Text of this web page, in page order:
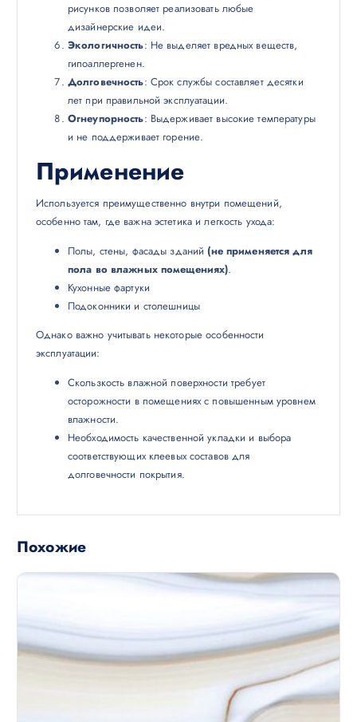
рисунков позволяет реализовать любые
дизайнерские идеи.
Экологичность: Не выделяет вредных веществ,
гипоаллергенен.
Долговечность: Срок службы составляет десятки
лет при правильной эксплуатации.
Огнеупорность: Выдерживает высокие температуры
и не поддерживает горение.
Применение
Используется преимущественно внутри помещений,
особенно там, где важна эстетика и легкость ухода:
Полы, стены, фасады зданий (не применяется для
пола во влажных помещениях).
Кухонные фартуки
Подоконники и столешницы
Однако важно учитывать некоторые особенности
эксплуатации:
Скользкость влажной поверхности требует
осторожности в помещениях с повышенным уровнем
влажности.
Необходимость качественной укладки и выбора
соответствующих клеевых составов для
долговечности покрытия.
Похожие